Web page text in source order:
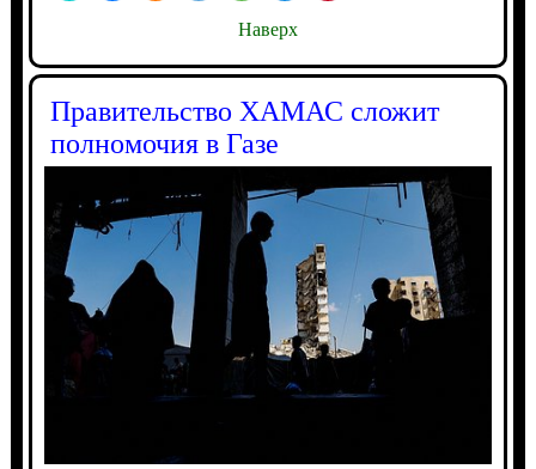
Наверх
Правительство ХАМАС сложит
полномочия в Газе